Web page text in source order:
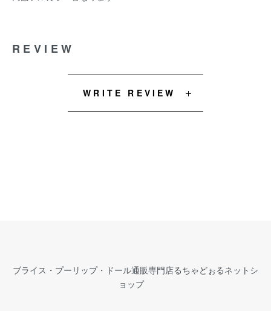
REVIEW
WRITE REVIEW
ブライス・プーリップ・ドール通販専門店るちゃどぉるネットシ
ョップ